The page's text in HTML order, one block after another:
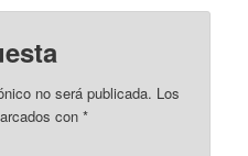
no será publicada. Los
con*